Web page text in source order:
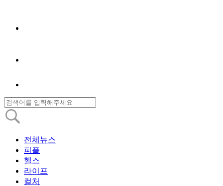
전체뉴스
피플
헬스
라이프
컬처